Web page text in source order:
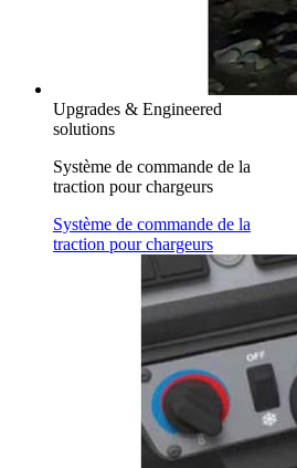
Upgrades & Engineered
solutions
Système de commande de la
traction pour chargeurs
Système de commande de la
traction pour chargeurs